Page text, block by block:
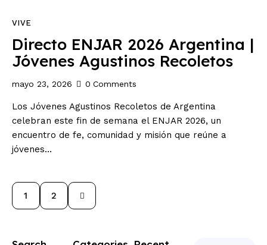
VIVE
Directo ENJAR 2026 Argentina |
Jóvenes Agustinos Recoletos
mayo 23, 2026 0 Comments
Los Jóvenes Agustinos Recoletos de Argentina
celebran este fin de semana el ENJAR 2026, un
encuentro de fe, comunidad y misión que reúne a
jóvenes…
1 2
>